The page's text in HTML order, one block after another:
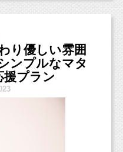
スナップ写真の延
ゃしん）とは、
形や雰囲気のなか
写真。
り優しい雰囲
ンプルなマタ
援プラン